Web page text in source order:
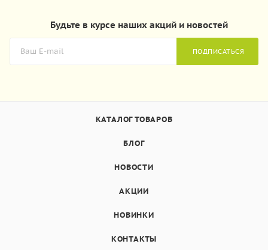
Будьте в курсе наших акций и новостей
ПОДПИСАТЬСЯ
КАТАЛОГ ТОВАРОВ
БЛОГ
НОВОСТИ
АКЦИИ
НОВИНКИ
КОНТАКТЫ